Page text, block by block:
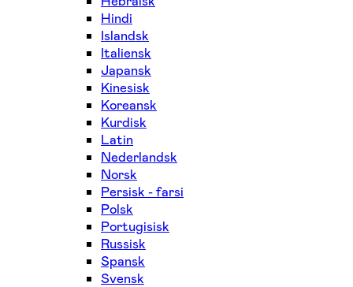
Hindi
Islandsk
Italiensk
Japansk
Kinesisk
Koreansk
Kurdisk
Latin
Nederlandsk
Norsk
Persisk - farsi
Polsk
Portugisisk
Russisk
Spansk
Svensk